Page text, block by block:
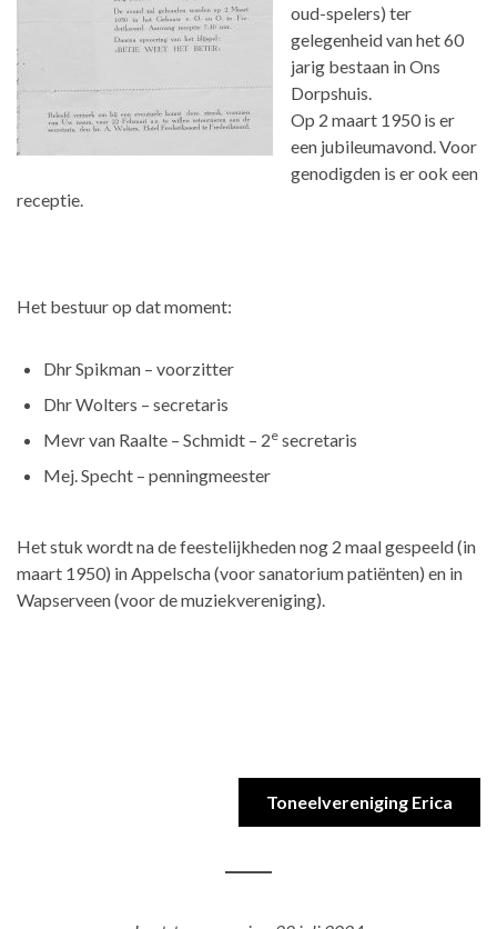
oud-spelers) ter
gelegenheid van het 60
jarig bestaan in Ons
Dorpshuis.
Op 2 maart 1950 is er
een jubileumavond. Voor
genodigden is er ook een
receptie.
Het bestuur op dat moment:
Dhr Spikman – voorzitter
Dhr Wolters – secretaris
Mevr van Raalte – Schmidt – 2e secretaris
Mej. Specht – penningmeester
Het stuk wordt na de feestelijkheden nog 2 maal gespeeld (in
maart 1950) in Appelscha (voor sanatorium patiënten) en in
Wapserveen (voor de muziekvereniging).
Toneelvereniging Erica